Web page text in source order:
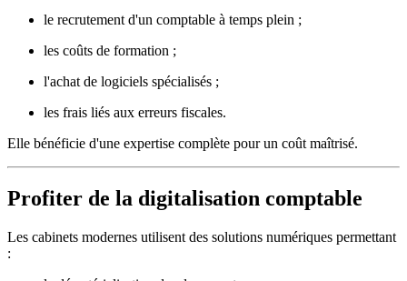
le recrutement d'un comptable à temps plein ;
les coûts de formation ;
l'achat de logiciels spécialisés ;
les frais liés aux erreurs fiscales.
Elle bénéficie d'une expertise complète pour un coût maîtrisé.
Profiter de la digitalisation comptable
Les cabinets modernes utilisent des solutions numériques permettant
: